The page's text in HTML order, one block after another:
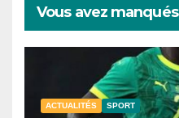
Vous avez manqués
ACTUALITÉS SPORT